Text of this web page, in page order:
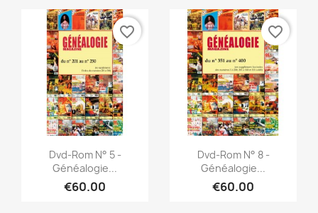
Quick view
Dvd-Rom N° 5 -
Généalogie...
€60.00
favorite_border
Quick view
Dvd-Rom N° 8 -
Généalogie...
€60.00
favorite_border